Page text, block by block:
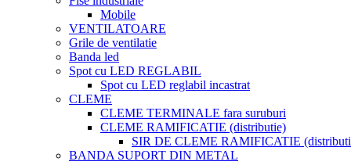
Mobile
VENTILATOARE
Grile de ventilatie
Banda led
Spot cu LED REGLABIL
Spot cu LED reglabil incastrat
CLEME
CLEME TERMINALE fara suruburi
CLEME RAMIFICATIE (distributie)
SIR DE CLEME RAMIFICATIE
BANDA SUPORT DIN METAL